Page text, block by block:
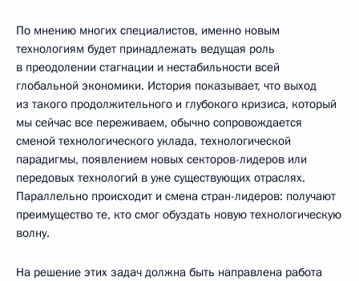
По мнению многих специалистов, именно новым
технологиям будет принадлежать ведущая роль
в преодолении стагнации и нестабильности всей
глобальной экономики. История показывает, что выход
из такого продолжительного и глубокого кризиса, который
мы сейчас все переживаем, обычно сопровождается
сменой технологического уклада, технологической
парадигмы, появлением новых секторов-лидеров или
передовых технологий в уже существующих отраслях.
Параллельно происходит и смена стран-лидеров: получают
преимущество те, кто смог обуздать новую технологическую
волну.
На решение этих задач должна быть направлена работа